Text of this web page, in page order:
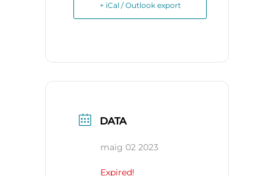
+ iCal / Outlook export
DATA
maig 02 2023
Expired!